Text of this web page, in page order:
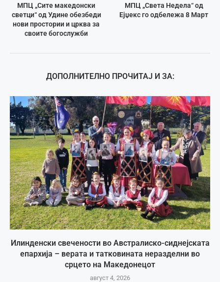
МПЦ „Сите македонски
светци“ од Удине обезбеди
нови простории и црква за
своите богослужби
МПЦ „Света Недела“ од
Ејџекс го одбележа 8 Март
ДОПОЛНИТЕЛНО ПРОЧИТАЈ И ЗА:
Илинденски свечености во Австралиско-сиднејската
епархија – верата и татковината неразделни во
срцето на Македонецот
август 4, 2026